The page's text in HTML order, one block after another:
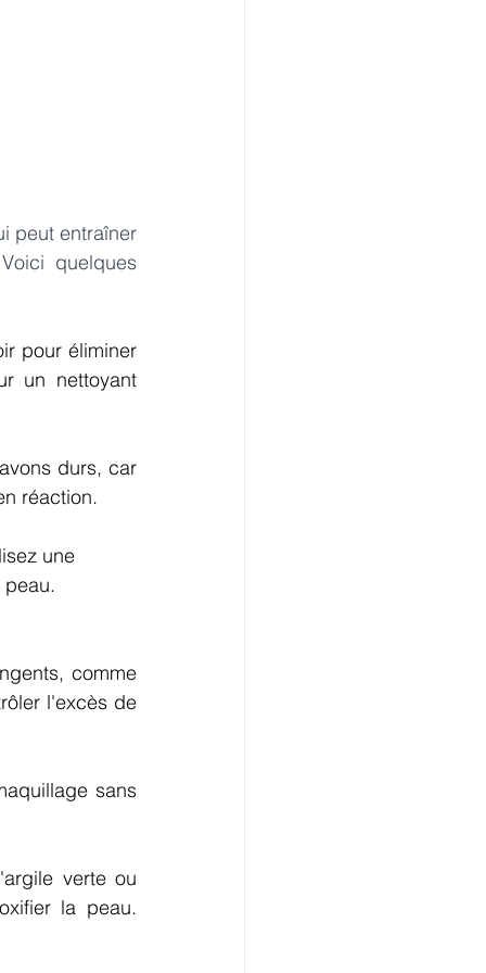
peut entraîner
quelques
pour éliminer
un nettoyant
durs, car
réaction.
une
comme
l'excès de
sans
verte ou
la peau.